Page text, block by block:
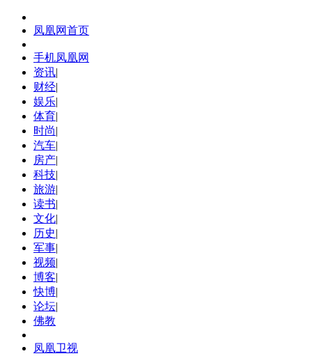
凤凰网首页
手机凤凰网
资讯|
财经|
娱乐|
体育|
时尚|
汽车|
房产|
科技|
旅游|
读书|
文化|
历史|
军事|
视频|
博客|
快博|
论坛|
佛教
凤凰卫视